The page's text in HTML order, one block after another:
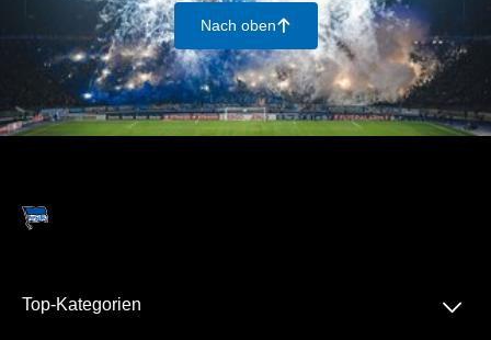
Nach oben􀄨
Top-Kategorien 􀆈